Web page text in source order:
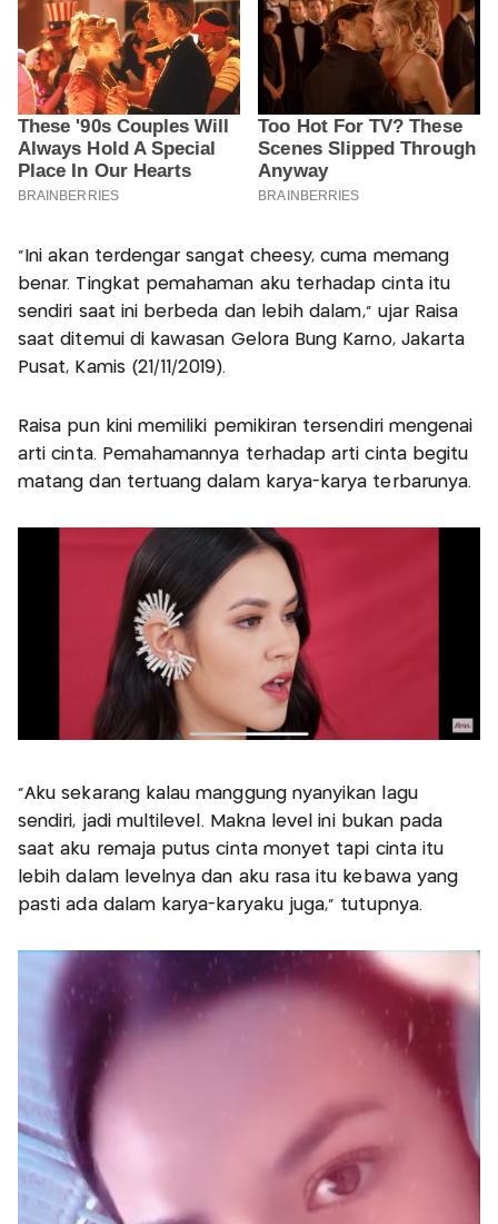
"Ini akan terdengar sangat cheesy, cuma memang
benar. Tingkat pemahaman aku terhadap cinta itu
sendiri saat ini berbeda dan lebih dalam," ujar Raisa
saat ditemui di kawasan Gelora Bung Karno, Jakarta
Pusat, Kamis (21/11/2019).
Raisa pun kini memiliki pemikiran tersendiri mengenai
arti cinta. Pemahamannya terhadap arti cinta begitu
matang dan tertuang dalam karya-karya terbarunya.
"Aku sekarang kalau manggung nyanyikan lagu
sendiri, jadi multilevel. Makna level ini bukan pada
saat aku remaja putus cinta monyet tapi cinta itu
lebih dalam levelnya dan aku rasa itu kebawa yang
pasti ada dalam karya-karyaku juga," tutupnya.